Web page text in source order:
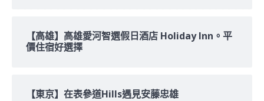
【高雄】高雄愛河智選假日酒店 Holiday Inn。平
價住宿好選擇
【東京】在表參道Hills遇見安藤忠雄